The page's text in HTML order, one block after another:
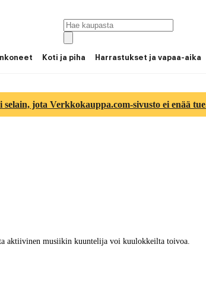
Koti ja piha Harrastukset ja vapaa-aika
selain, jota Verkkokauppa.com-sivusto ei enää
aktiivinen musiikin kuuntelija voi kuulokkeilta toivoa.